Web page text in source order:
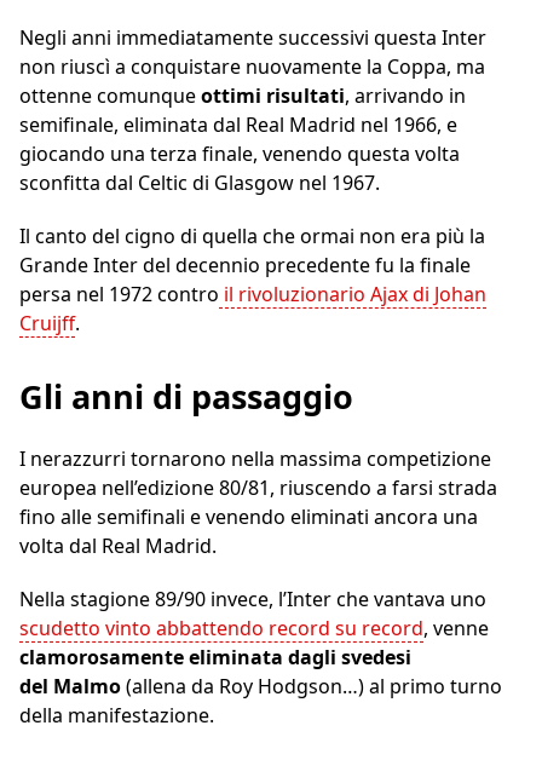
Negli anni immediatamente successivi questa Inter
non riuscì a conquistare nuovamente la Coppa, ma
ottenne comunqueottimi risultati, arrivando in
semifinale, eliminata dal Real Madrid nel 1966, e
giocando una terza finale, venendo questa volta
sconfitta dal Celtic di Glasgow nel 1967.
Il canto del cigno di quella che ormai non era più la
Grande Inter del decennio precedente fu la finale
persa nel 1972 contro il rivoluzionario Ajax di Johan
Cruijff.
Gli anni di passaggio
I nerazzurri tornarono nella massima competizione
europea nell’edizione 80/81, riuscendo a farsi strada
fino alle semifinali e venendo eliminati ancora una
volta dal Real Madrid.
Nella stagione 89/90 invece, l’Inter che vantava uno
scudetto vinto abbattendo record su record, venne
clamorosamente eliminata dagli svedesi
del Malmo(allena da Roy Hodgson…) al primo turno
della manifestazione.